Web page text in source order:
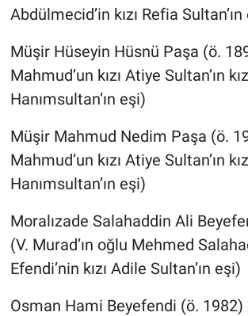
Abdülmecid’in kızı Refia
Müşir Hüseyin Hüsnü Paşa (ö.
Mahmud’un kızı Atiye Sultan’ın
Hanımsultan’ın eşi)
Müşir Mahmud Nedim Paşa (ö.
Mahmud’un kızı Atiye Sultan’ın
Hanımsultan’ın eşi)
Moralızade Salahaddin Ali
(V. Murad’ın oğlu Mehmed
Efendi’nin kızı Adile Sultan’ın eşi)
Osman Hami Beyefendi (ö. 1982)